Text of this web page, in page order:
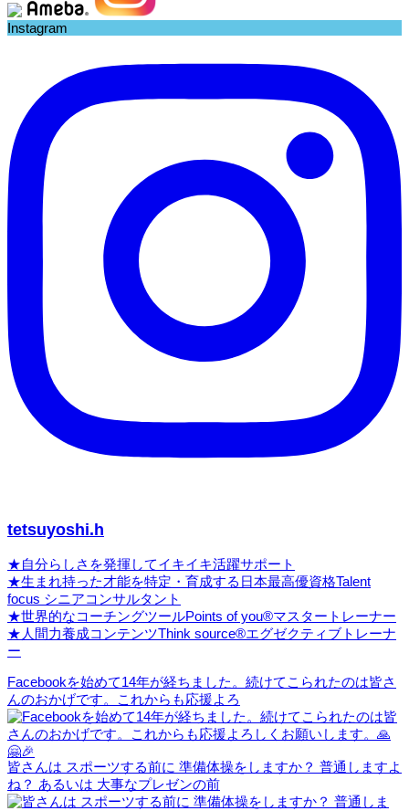
Instagram
tetsuyoshi.h
★自分らしさを発揮してイキイキ活躍サポート
★生まれ持った才能を特定・育成する日本最高優資格Talent
focus シニアコンサルタント
★世界的なコーチングツールPoints of you®マスタートレーナー
★人間力養成コンテンツThink source®エグゼクティブトレーナ
ー
Facebookを始めて14年が経ちました。続けてこられたのは皆さ
んのおかげです。これからも応援よろ
皆さんは スポーツする前に 準備体操をしますか？ 普通しますよ
ね？ あるいは 大事なプレゼンの前